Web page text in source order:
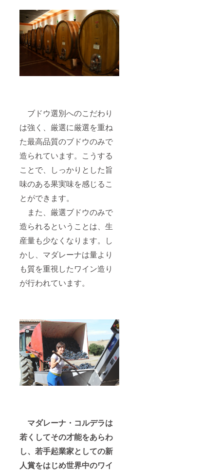
ブドウ選別へのこだわり
は強く、厳選に厳選を重ね
た最高品質のブドウのみで
造られています。こうする
ことで、しっかりとした旨
味のある果実味を感じるこ
とができます。
また、厳選ブドウのみで
造られるということは、生
産量も少なくなります。し
かし、マダレーナは量より
も質を重視したワイン造り
が行われています。
マダレーナ・コルデラは
若くしてその才能をあらわ
し、若手起業家としての新
人賞をはじめ世界中のワイ